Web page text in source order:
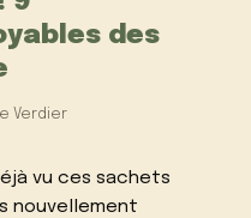
des
Verdier
vu ces sachets
nouvellement